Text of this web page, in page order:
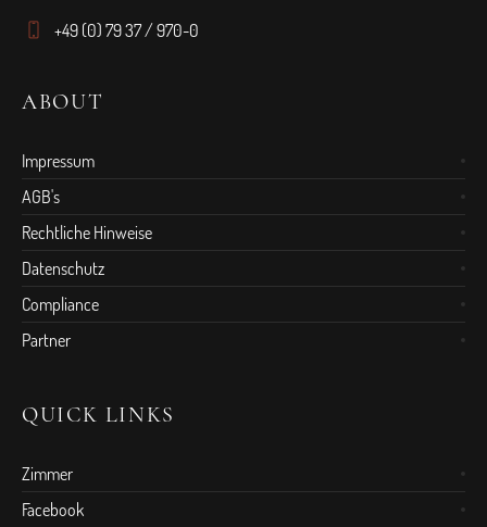
+49 (0) 79 37 / 970-0
ABOUT
Impressum
AGB's
Rechtliche Hinweise
Datenschutz
Compliance
Partner
QUICK LINKS
Zimmer
Facebook